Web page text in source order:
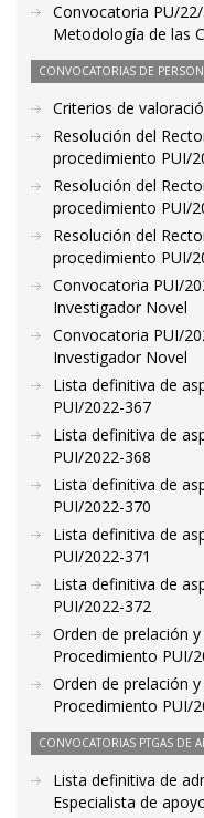
Convocatoria PU/
Metodología de las
CONVOCATORIAS DE
Criterios de
Resolución del
procedimiento PUI/
Resolución del
procedimiento PUI/
Resolución del
procedimiento PUI/
Convocatoria PUI/
Investigador Novel
Convocatoria PUI/
Investigador Novel
Lista definitiva de
PUI/2022-367
Lista definitiva de
PUI/2022-368
Lista definitiva de
PUI/2022-370
Lista definitiva de
PUI/2022-371
Lista definitiva de
PUI/2022-372
Orden de prelación
Procedimiento PUI/
Orden de prelación
Procedimiento PUI/
CONVOCATORIAS PTGAS DE
Lista definitiva de
Especialista de